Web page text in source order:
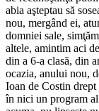
abia aşteptau să
nou, mergând ei,
domniei sale,
altele, amintim aci
din a 6-a clasă, din
ocazia, anului nou,
Ioan de Costin drept
în nici un program